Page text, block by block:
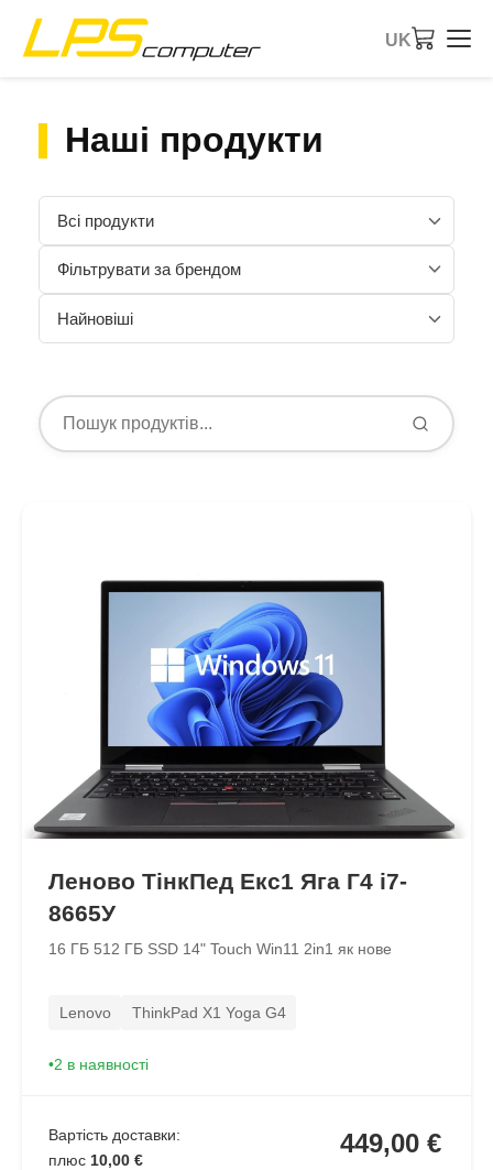
UK
Послуги
Про компанію
Наші продукти
Леново ТінкПед Екс1 Яга Г4 і7-
8665У
16 ГБ 512 ГБ SSD 14" Touch Win11 2in1 як нове
Lenovo ThinkPad X1 Yoga G4
2 в наявності
Вартість доставки:
плюс 10,00 €
449,00 €